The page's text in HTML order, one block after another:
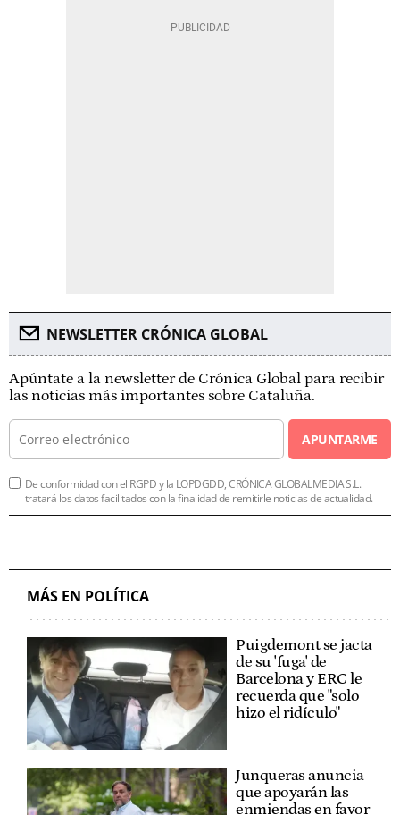
NEWSLETTER CRÓNICA GLOBAL
Apúntate a la newsletter de Crónica Global para recibir
las noticias más importantes sobre Cataluña.
APUNTARME
De conformidad con el RGPD y la LOPDGDD, CRÓNICA GLOBALMEDIA S.L.
tratará los datos facilitados con la finalidad de remitirle noticias de actualidad.
MÁS EN POLÍTICA
Puigdemont se jacta
de su 'fuga' de
Barcelona y ERC le
recuerda que "solo
hizo el ridículo"
Junqueras anuncia
que apoyarán las
enmiendas en favor